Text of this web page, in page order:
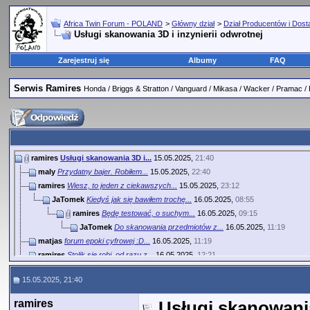
Africa Twin Forum - POLAND > Główny dział > Dział Producentów i
Usługi skanowania 3D i inzynierii odwrotnej
Zarejestruj się Albumy FAQ
Serwis Ramires Honda / Briggs & Stratton / Vanguard / Mikasa / Wacker / Pramac /
ramires Usługi skanowania 3D i... 15.05.2025, 21:40
maly Przydatny bajer. Robiłem... 15.05.2025, 22:40
ramires Wiesz, to jeden z ciekawszych... 15.05.2025, 23:12
JaTomek Kiedyś jak się bawiłem trochę... 16.05.2025, 08:55
ramires Będę testować, o suchym... 16.05.2025, 09:15
JaTomek Do skanowania przedmiotów z... 16.05.2025, 11:19
matjas forum epoki cyfrowej :D... 16.05.2025, 11:19
ramires Stolik się robi, od razu z... 16.05.2025, 12:21
majkowski1 Z DJasia pytanie może, ale...16.05.2025,13:58
ramires druk i popielniczka to już...
matjas drukuj z PLA jako formę do...16.05.2025,15:30
15.05.2025, 21:40
ramires